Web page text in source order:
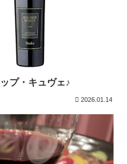
プ・キュヴェ♪
2026.01.14